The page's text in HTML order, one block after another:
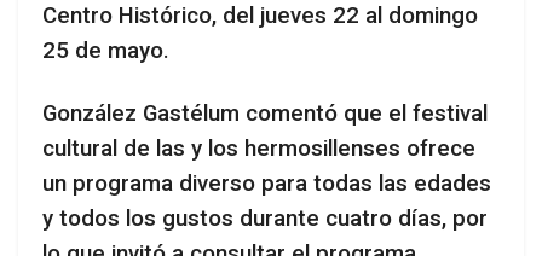
Centro Histórico, del jueves 22 al domingo
25 de mayo.
González Gastélum comentó que el festival
cultural de las y los hermosillenses ofrece
un programa diverso para todas las edades
y todos los gustos durante cuatro días, por